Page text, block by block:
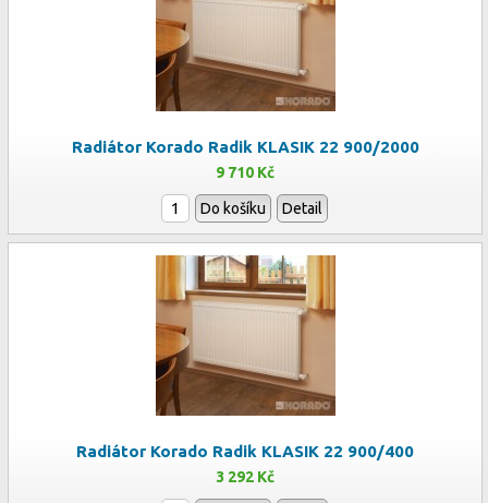
Radiátor Korado Radik KLASIK 22 900/2000
9 710 Kč
Do košíku Detail
Radiátor Korado Radik KLASIK 22 900/400
3 292 Kč